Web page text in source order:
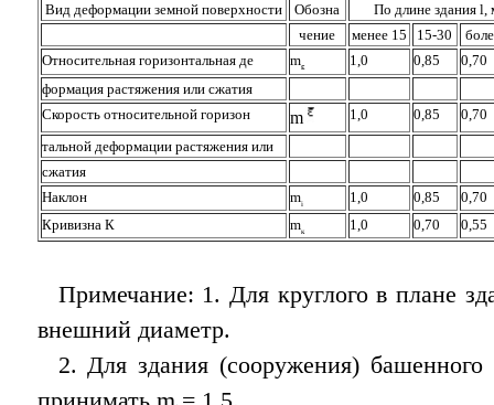
Вид деформации земной поверхности
Обозна
По длинe здания l,
чение
менее 15 15-30
Относительная горизонтальная де
mε 1,0 0,85
0,70
формация растяжения или сжатия
Скорость относительной горизон
m 1,0 0,85
0,70
тальной деформации растяжения или
сжатия
Наклон
mi 1,0 0,85
0,70
Кривизна К
mк 1,0 0,70 0,55
Примечание: 1. Для круглого в плане
внешний диаметр.
2. Для здания (сооружения)